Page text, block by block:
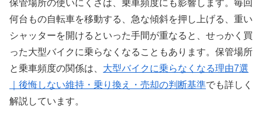
保管場所の使いにくさは、乗車頻度にも影響します。毎回
何台もの自転車を移動する、急な傾斜を押し上げる、重い
シャッターを開けるといった手間が重なると、せっかく買
った大型バイクに乗らなくなることもあります。保管場所
と乗車頻度の関係は、 大型バイクに乗らなくなる理由7選
｜後悔しない維持・乗り換え・売却の判断基準でも詳しく
解説しています。